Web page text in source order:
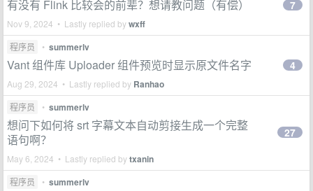
有没有 Flink 比较会的前辈？想请教问题（有偿）
Nov 9, 2024 • Lastly replied bywxff
7
程序员 • summerlv
Vant 组件库 Uploader 组件预览时显示原文件名字
Aug 29, 2024 • Lastly replied by Ranhao
4
程序员 • summerlv
想问下如何将 srt 字幕文本自动剪接生成一个完整
语句啊？
May 6, 2024 • Lastly replied bytxanin
27
程序员 • summerlv